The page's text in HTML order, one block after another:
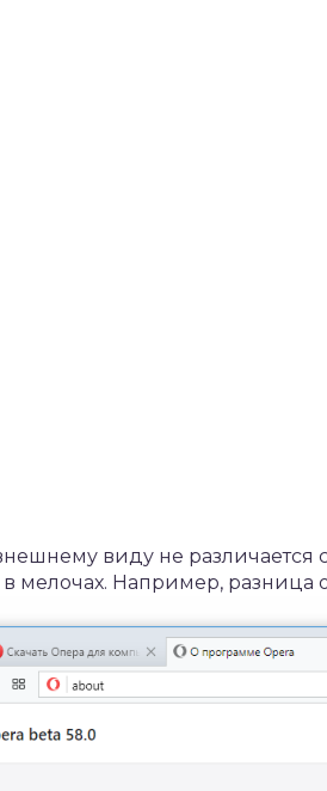
виду не различается
в мелочах. Например,